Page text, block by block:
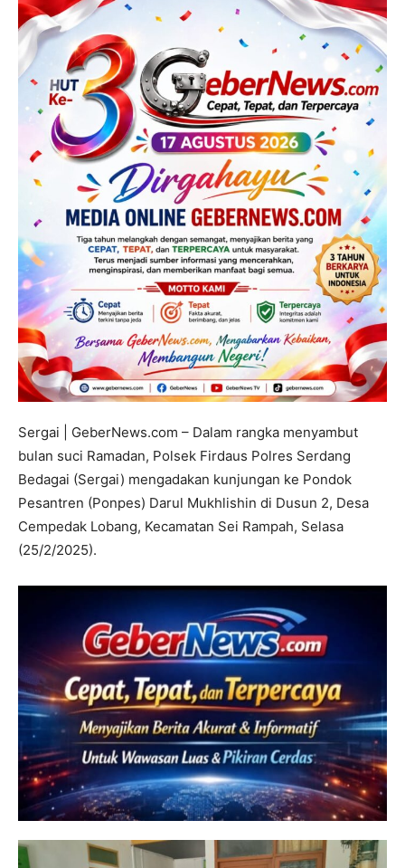
Sergai | GeberNews.com – Dalam rangka menyambut
bulan suci Ramadan, Polsek Firdaus Polres Serdang
Bedagai (Sergai) mengadakan kunjungan ke Pondok
Pesantren (Ponpes) Darul Mukhlishin di Dusun 2, Desa
Cempedak Lobang, Kecamatan Sei Rampah, Selasa
(25/2/2025).